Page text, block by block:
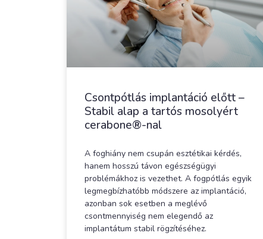
Csontpótlás implantáció előtt –
Stabil alap a tartós mosolyért
cerabone®-nal
A foghiány nem csupán esztétikai kérdés,
hanem hosszú távon egészségügyi
problémákhoz is vezethet. A fogpótlás egyik
legmegbízhatóbb módszere az implantáció,
azonban sok esetben a meglévő
csontmennyiség nem elegendő az
implantátum stabil rögzítéséhez.